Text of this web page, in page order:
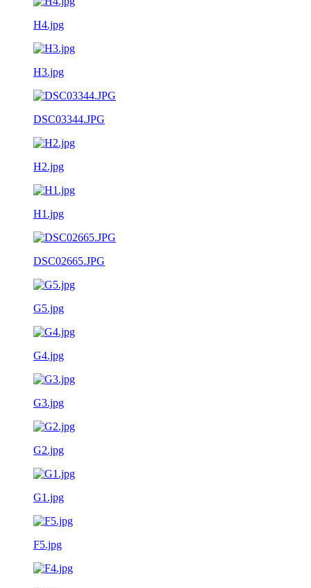
H4.jpg
H3.jpg
DSC03344.JPG
H2.jpg
H1.jpg
DSC02665.JPG
G5.jpg
G4.jpg
G3.jpg
G2.jpg
G1.jpg
F5.jpg